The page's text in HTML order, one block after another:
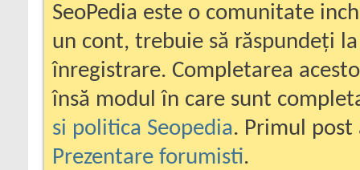
SeoPedia este o comunitate
un cont, trebuie să răspundeți
înregistrare. Completarea
însă modul în care sunt
si politica Seopedia. Primul
Prezentare forumisti.